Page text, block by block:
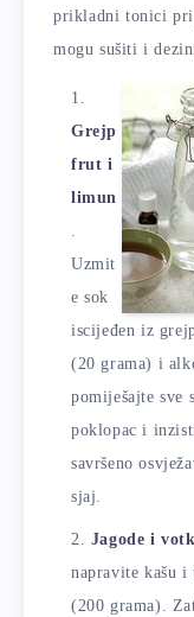
prikladni tonici
mogu sušiti i
Grejp
frut i
limun
.
Uzmit
e sok
iscijeđen iz
(20 grama) i
pomiješajte sve
poklopac i
savršeno
sjaj.
Jagode i
napravite kašu
(200 grama).